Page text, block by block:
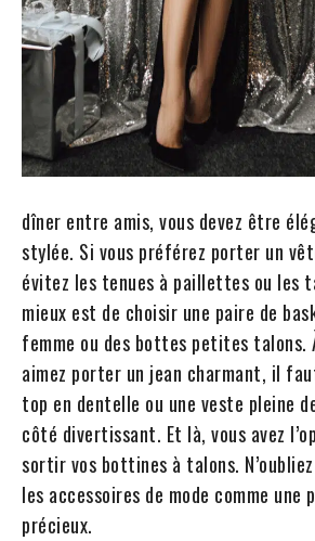
dîner entre amis, vous devez être
stylée. Si vous préférez porter un
évitez les tenues à paillettes ou les
mieux est de choisir une paire de
femme ou des bottes petites talons.
aimez porter un jean charmant, il
top en dentelle ou une veste pleine
côté divertissant. Et là, vous avez
sortir vos bottines à talons.
les accessoires de mode comme
précieux.